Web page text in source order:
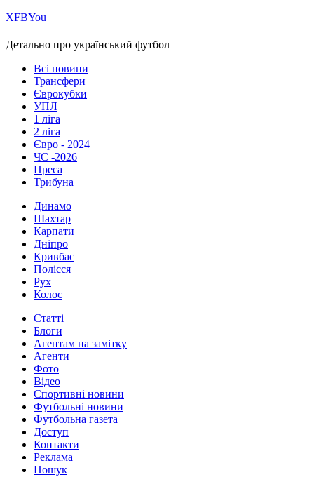
ХFBYou
Детально про український футбол
Всі новини
Трансфери
Єврокубки
УПЛ
1 ліга
2 ліга
Євро - 2024
ЧС -2026
Преса
Трибуна
Динамо
Шахтар
Карпати
Дніпро
Кривбас
Полісся
Рух
Колос
Статті
Блоги
Агентам на замітку
Агенти
Фото
Відео
Спортивні новини
Футбольні новини
Футбольна газета
Доступ
Контакти
Реклама
Пошук